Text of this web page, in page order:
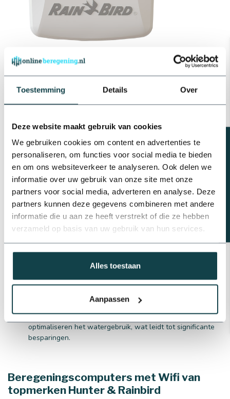
Toestemming Details Over
Deze website maakt gebruik van cookies
We gebruiken cookies om content en advertenties te
personaliseren, om functies voor social media te bieden
en om ons websiteverkeer te analyseren. Ook delen we
informatie over uw gebruik van onze site met onze
partners voor social media, adverteren en analyse. Deze
partners kunnen deze gegevens combineren met andere
informatie die u aan ze heeft verstrekt of die ze hebben
verzameld op basis van uw gebruik van hun services.
Alles toestaan
Aanpassen
Wat doet een beregeningscomputer?
tuinirrigatiesysteem, ontworpen om het watergeven volledig te
automatiseren. Door de irrigatie van jouw tuin te reguleren, zorgt
water. Koop een beregeningssysteem met wifi of voeg de Wifi-
een systeem dat je vanaf elke locatie kunt beheren. Zo heb je
volledige controle over jouw tuinberegening, ongeacht waar je
bent!
De voordelen van een
beregeningscomputer met wifi
: Beheer jouw tuinberegening via een
Flexibiliteit: Pas beregeningsschema's eenvoudig aan op
basis van weersveranderingen of specifieke tuinbehoeften.
: Geavanceerde functies zoals
weersvoorspellingskoppelingen en vochtigheidssensoren
optimaliseren het watergebruik, wat leidt tot significante
besparingen.
Beregeningscomputers met Wifi van
topmerken Hunter & Rainbird
Beregeningsplan?